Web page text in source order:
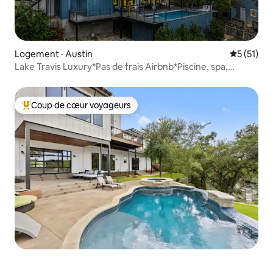
Logement · Austin Note
5 (51)
Lake Travis Luxury*Pas de frais Airbnb*Piscine, spa,
Coup de cœur voyageurs parmi les plus aimés
Coup de cœur voyageurs